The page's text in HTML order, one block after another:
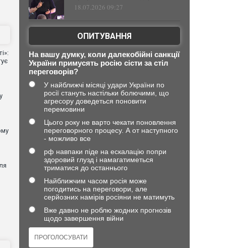
18.07.2026 09:27
ОПИТУВАННЯ
На вашу думку, коли далекобійні санкції
України примусять росію сісти за стіл
переговорів?
У найближчі місяці удари України по
росії стануть настільки болючими, що
агресору доведеться поновити
перемовини
Цього року не варто чекати поновлення
переговорного процесу. А от наступного
- можливо все
рф навпаки піде на ескалацію попри
здоровий глузд і намагатиметься
триматися до останнього
Найближчим часом росія може
погодитись на переговори, але
серйозних намірів росіяни не матимуть
Вже давно не роблю жодних прогнозів
щодо завершення війни